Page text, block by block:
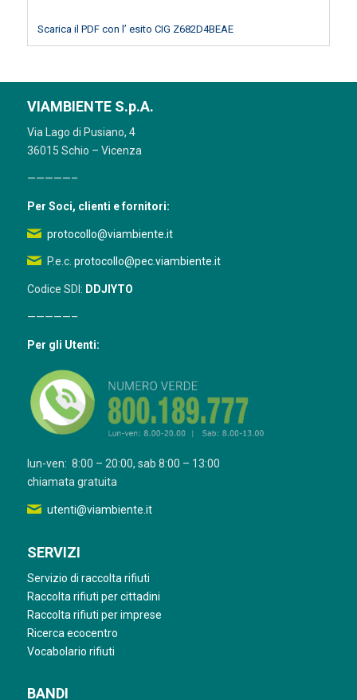
Scarica il PDF con l’ esito CIG Z682D4BEAE
VIAMBIENTE S.p.A.
Via Lago di Pusiano, 4
36015 Schio – Vicenza
—————–
Per Soci, clienti e fornitori:
protocollo@viambiente.it
P.e.c. protocollo@pec.viambiente.it
Codice SDI: DDJIYTO
—————–
Per gli Utenti:
lun-ven: 8:00 – 20:00, sab 8:00 – 13:00
chiamata gratuita
utenti@viambiente.it
SERVIZI
Servizio di raccolta rifiuti
Raccolta rifiuti per cittadini
Raccolta rifiuti per imprese
Ricerca ecocentro
Vocabolario rifiuti
BANDI